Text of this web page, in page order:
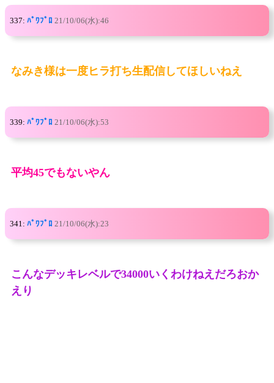
337: ﾊﾟﾜﾌﾟﾛ 21/10/06(水):46
なみき様は一度ヒラ打ち生配信してほしいねえ
339: ﾊﾟﾜﾌﾟﾛ 21/10/06(水):53
平均45でもないやん
341: ﾊﾟﾜﾌﾟﾛ 21/10/06(水):23
こんなデッキレベルで34000いくわけねえだろおか
えり